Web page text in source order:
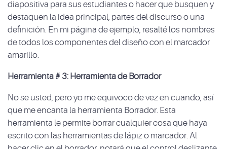
diapositiva para sus estudiantes o hacer que busquen y
destaquen la idea principal, partes del discurso o una
definición. En mi página de ejemplo, resalté los nombres
de todos los componentes del diseño con el marcador
amarillo.
Herramienta # 3: Herramienta de Borrador
No se usted, pero yo me equivoco de vez en cuando, así
que me encanta la herramienta Borrador. Esta
herramienta le permite borrar cualquier cosa que haya
escrito con las herramientas de lápiz o marcador. Al